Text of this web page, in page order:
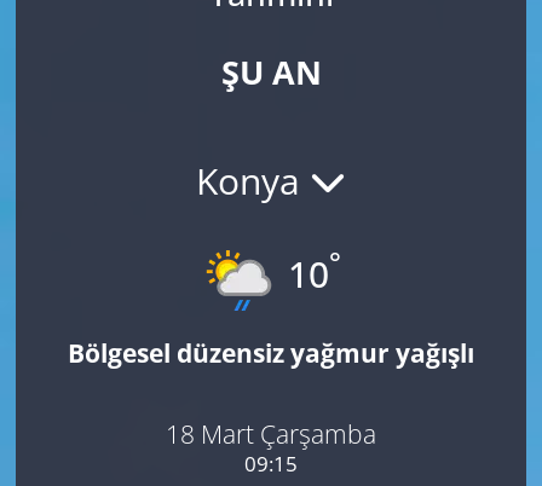
ŞU AN
Konya
10°
Bölgesel düzensiz yağmur yağışlı
18 Mart Çarşamba
09:15